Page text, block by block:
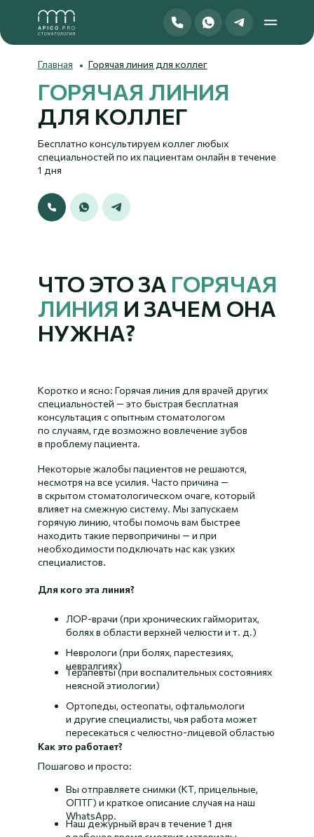
Бесплатно консультируем коллег любых
специальностей по их пациентам онлайн в течение
1 дня
ГОРЯЧАЯ ЛИНИЯ
ДЛЯ КОЛЛЕГ
Главная Горячая линия для коллег
Коротко и ясно: Горячая линия для врачей других
специальностей — это быстрая бесплатная
консультация с опытным стоматологом
по случаям, где возможно вовлечение зубов
в проблему пациента.
Для кого эта линия?
Некоторые жалобы пациентов не решаются,
несмотря на все усилия. Часто причина —
в скрытом стоматологическом очаге, который
влияет на смежную систему. Мы запускаем
горячую линию, чтобы помочь вам быстрее
находить такие первопричины — и при
необходимости подключать нас как узких
специалистов.
Неврологи (при болях, парестезиях,
невралгиях)
Терапевты (при воспалительных состояниях
неясной этиологии)
ЛОР-врачи (при хронических гайморитах,
болях в области верхней челюсти и т. д.)
Ортопеды, остеопаты, офтальмологи
и другие специалисты, чья работа может
пересекаться с челюстно-лицевой областью
Пошагово и просто:
Вы отправляете снимки (КТ, прицельные,
ОПТГ) и краткое описание случая на наш
WhatsApp.
Как это работает?
Наш дежурный врач в течение 1 дня
ЧТО ЭТО ЗА ГОРЯЧАЯ
ЛИНИЯ И ЗАЧЕМ ОНА
НУЖНА?